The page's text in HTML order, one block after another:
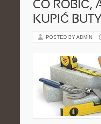
CO ROBIĆ,
KUPIĆ
POSTED BY ADMIN